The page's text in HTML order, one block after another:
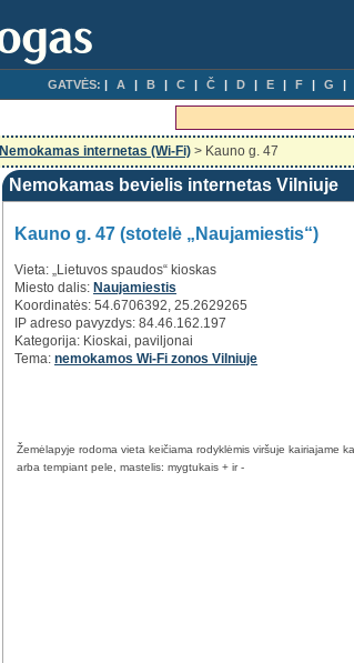
GATVĖS: A B C Č D E F G
Nemokamas internetas (Wi-Fi) > Kauno g. 47
Nemokamas bevielis internetas Vilniuje
Kauno g. 47 (stotelė „Naujamiestis“)
Vieta: „Lietuvos spaudos“ kioskas
Miesto dalis: Naujamiestis
Koordinatės: 54.6706392, 25.2629265
IP adreso pavyzdys: 84.46.162.197
Kategorija: Kioskai, paviljonai
Tema: nemokamos Wi-Fi zonos Vilniuje
Žemėlapyje rodoma vieta keičiama rodyklėmis viršuje kairiajame
arba tempiant pele, mastelis: mygtukais + ir -